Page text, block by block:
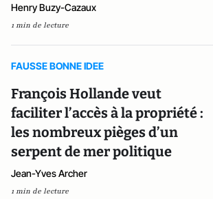
Henry Buzy-Cazaux
1 min de lecture
FAUSSE BONNE IDEE
François Hollande veut
faciliter l’accès à la propriété :
les nombreux pièges d’un
serpent de mer politique
Jean-Yves Archer
1 min de lecture